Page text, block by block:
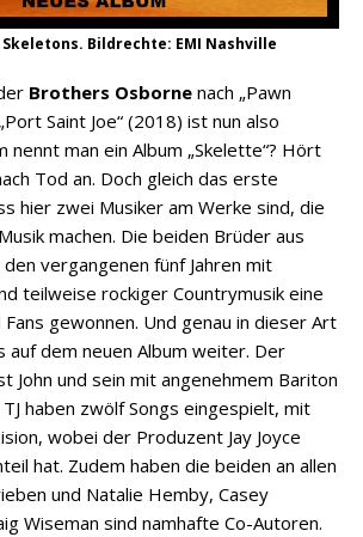
Bildrechte: EMI Nashville
Brothers Osborne nach „Pawn
Saint Joe“ (2018) ist nun also
nennt man ein Album „Skelette“? Hört
Tod an. Doch gleich das erste
hier zwei Musiker am Werke sind, die
machen. Die beiden Brüder aus
vergangenen fünf Jahren mit
teilweise rockiger Countrymusik eine
Fans gewonnen. Und genau in dieser Art
auf dem neuen Album weiter. Der
John und sein mit angenehmem Bariton
haben zwölf Songs eingespielt, mit
wobei der Produzent Jay Joyce
hat. Zudem haben die beiden an allen
und Natalie Hemby, Casey
Wiseman sind namhafte Co-Autoren.